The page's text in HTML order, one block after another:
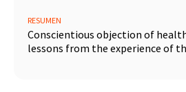
RESUMEN
Conscientious objection of
lessons from the experience of